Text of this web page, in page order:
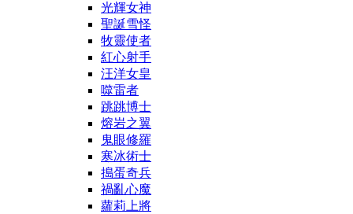
光輝女神
聖誕雪怪
牧靈使者
紅心射手
汪洋女皇
噬雷者
跳跳博士
熔岩之翼
鬼眼修羅
寒冰術士
搗蛋奇兵
禍亂心魔
蘿莉上將